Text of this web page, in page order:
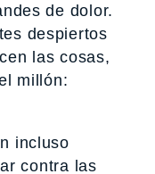
de dolor.
despiertos
las cosas,
millón:
incluso
contra las